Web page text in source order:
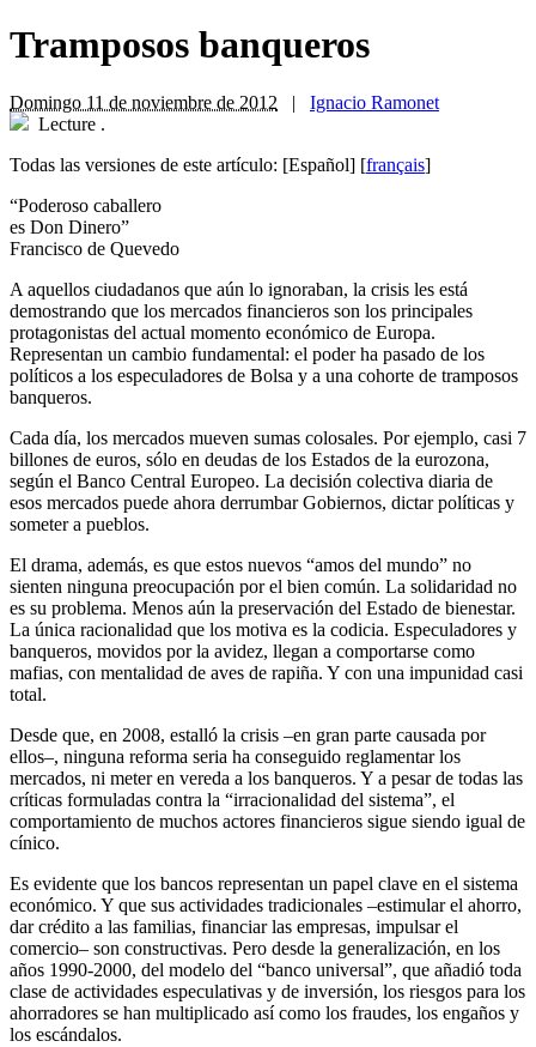
Tramposos banqueros
Domingo 11 de noviembre de 2012 | Ignacio Ramonet
Lecture .
Todas las versiones de este artículo: [Español] [français]
“Poderoso caballero
es Don Dinero”
Francisco de Quevedo
A aquellos ciudadanos que aún lo ignoraban, la crisis les está
demostrando que los mercados financieros son los principales
protagonistas del actual momento económico de Europa.
Representan un cambio fundamental: el poder ha pasado de los
políticos a los especuladores de Bolsa y a una cohorte de tramposos
banqueros.
Cada día, los mercados mueven sumas colosales. Por ejemplo, casi 7
billones de euros, sólo en deudas de los Estados de la eurozona,
según el Banco Central Europeo. La decisión colectiva diaria de
esos mercados puede ahora derrumbar Gobiernos, dictar políticas y
someter a pueblos.
El drama, además, es que estos nuevos “amos del mundo” no
sienten ninguna preocupación por el bien común. La solidaridad no
es su problema. Menos aún la preservación del Estado de bienestar.
La única racionalidad que los motiva es la codicia. Especuladores y
banqueros, movidos por la avidez, llegan a comportarse como
mafias, con mentalidad de aves de rapiña. Y con una impunidad casi
total.
Desde que, en 2008, estalló la crisis –en gran parte causada por
ellos–, ninguna reforma seria ha conseguido reglamentar los
mercados, ni meter en vereda a los banqueros. Y a pesar de todas las
críticas formuladas contra la “irracionalidad del sistema”, el
comportamiento de muchos actores financieros sigue siendo igual de
cínico.
Es evidente que los bancos representan un papel clave en el sistema
económico. Y que sus actividades tradicionales –estimular el ahorro,
dar crédito a las familias, financiar las empresas, impulsar el
comercio– son constructivas. Pero desde la generalización, en los
años 1990-2000, del modelo del “banco universal”, que añadió toda
clase de actividades especulativas y de inversión, los riesgos para los
ahorradores se han multiplicado así como los fraudes, los engaños y
los escándalos.